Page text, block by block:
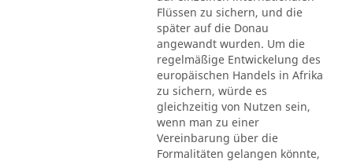
Flüssen zu sichern, und die
später auf die Donau
angewandt wurden. Um die
regelmäßige Entwickelung des
europäischen Handels in Afrika
zu sichern, würde es
gleichzeitig von Nutzen sein,
wenn man zu einer
Vereinbarung über die
Formalitäten gelangen könnte,